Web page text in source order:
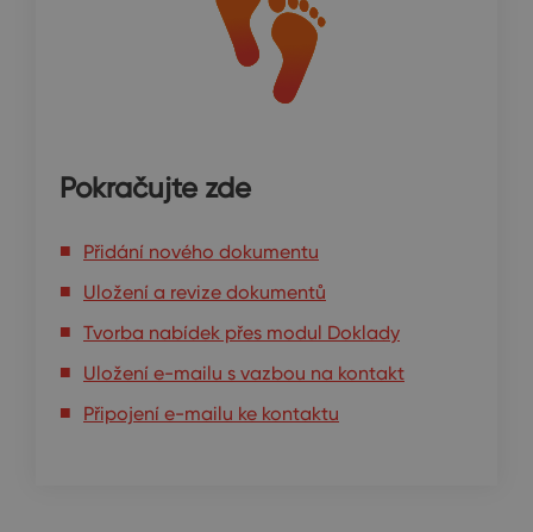
Pokračujte zde
Přidání nového dokumentu
Uložení a revize dokumentů
Tvorba nabídek přes modul Doklady
Uložení e-mailu s vazbou na kontakt
Připojení e-mailu ke kontaktu